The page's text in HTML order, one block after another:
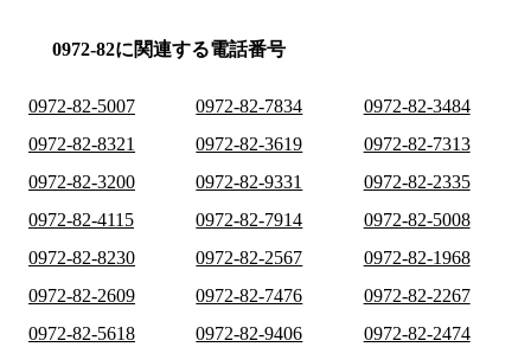
0972-82に関連する電話番号
0972-82-5007 0972-82-7834
0972-82-3484
0972-82-8321
0972-82-3619
0972-82-7313
0972-82-3200
0972-82-9331
0972-82-2335
0972-82-4115
0972-82-7914
0972-82-5008
0972-82-8230
0972-82-2567
0972-82-1968
0972-82-2609
0972-82-7476
0972-82-2267
0972-82-5618
0972-82-9406
0972-82-2474